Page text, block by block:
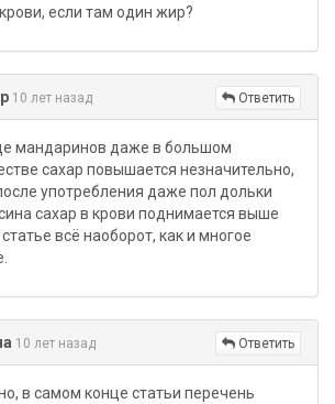
если там один жир?
10 лет назад Ответить
мандаринов даже в большом
сахар повышается незначительно,
употребления даже пол дольки
сахар в крови поднимается выше
статье всё наоборот, как и многое
10 лет назад Ответить
в самом конце статьи перечень